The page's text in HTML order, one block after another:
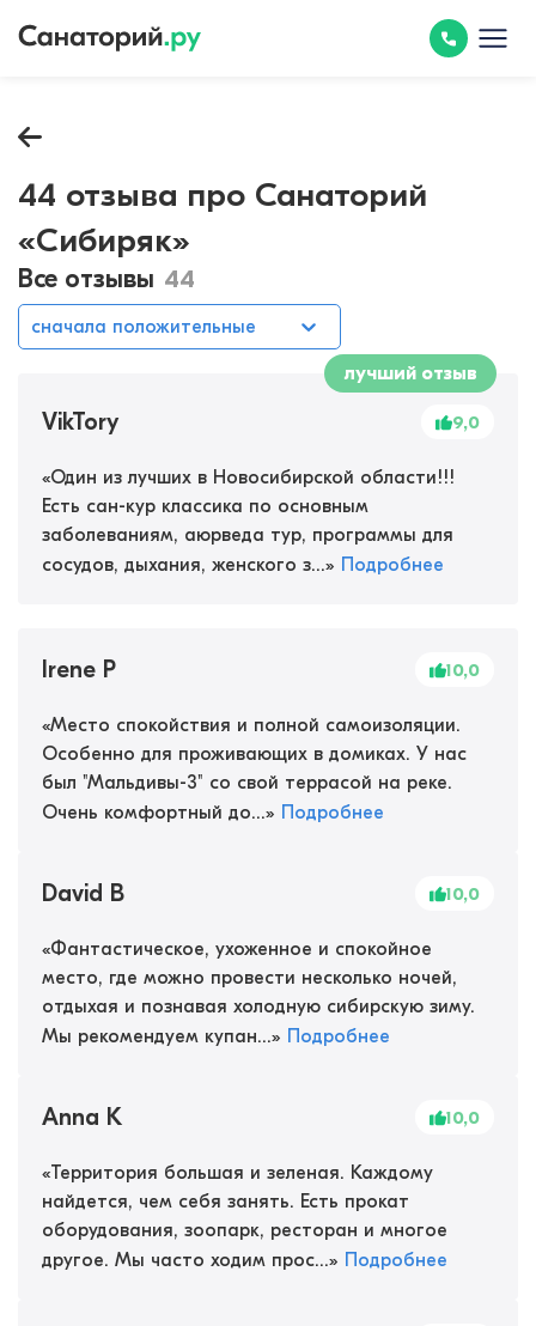
44 отзыва про Санаторий
«Сибиряк»
Все отзывы 44
сначала положительные
лучший отзыв
VikTory 9,0
«Один из лучших в Новосибирской области!!!
Есть сан-кур классика по основным
заболеваниям, аюрведа тур, программы для
сосудов, дыхания, женского з...» Подробнее
Irene P 10,0
«Место спокойствия и полной самоизоляции.
Особенно для проживающих в домиках. У нас
был "Мальдивы-3" со свой террасой на реке.
Очень комфортный до...» Подробнее
David B 10,0
«Фантастическое, ухоженное и спокойное
место, где можно провести несколько ночей,
отдыхая и познавая холодную сибирскую зиму.
Мы рекомендуем купан...» Подробнее
Anna K 10,0
«Территория большая и зеленая. Каждому
найдется, чем себя занять. Есть прокат
оборудования, зоопарк, ресторан и многое
другое. Мы часто ходим прос...» Подробнее